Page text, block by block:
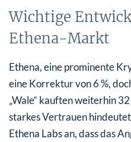
Aktuelle Nachrichten-
Implikationen für die
Ausblick
Wichtige
Ethena-Markt
Ethena, eine prominente
eine Korrektur von 6 %,
„Wale“ kauften weiterhin
starkes Vertrauen
Ethena Labs an, dass das